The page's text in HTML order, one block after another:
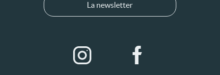
La newsletter